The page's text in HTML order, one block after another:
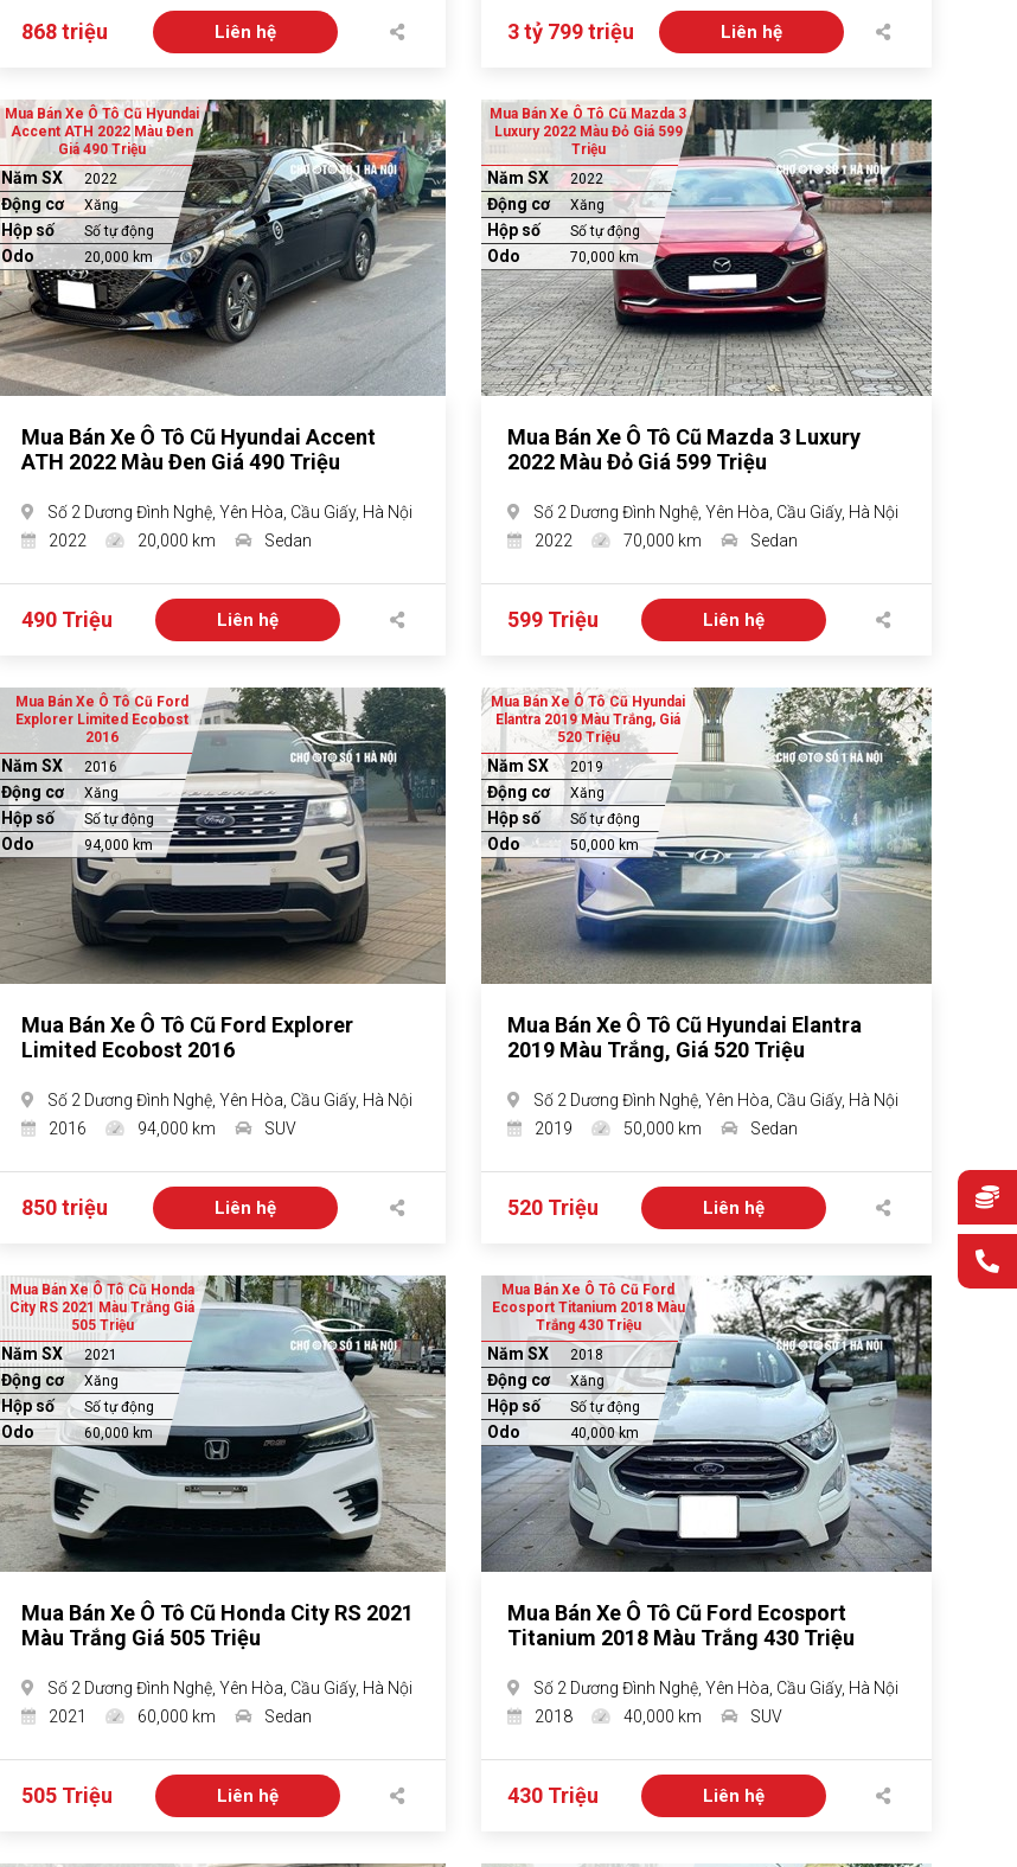
868 triệu Liên hệ 3 tỷ 799 triệu Liên hệ
Mua Bán Xe Ô Tô Cũ Hyundai
Accent ATH 2022 Màu Đen
Giá 490 Triệu
Năm SX 2022
Động cơ Xăng
Hộp số Số tự động
Odo 20,000 km
Mua Bán Xe Ô Tô Cũ Hyundai Accent
ATH 2022 Màu Đen Giá 490 Triệu
Số 2 Dương Đình Nghệ, Yên Hòa, Cầu Giấy, Hà Nội
2022
20,000 km Sedan
490 Triệu Liên hệ
Mua Bán Xe Ô Tô Cũ Mazda 3
Luxury 2022 Màu Đỏ Giá 599
Triệu
Năm SX 2022
Động cơ Xăng
Hộp số Số tự động
Odo 70,000 km
Mua Bán Xe Ô Tô Cũ Mazda 3 Luxury
2022 Màu Đỏ Giá 599 Triệu
Số 2 Dương Đình Nghệ, Yên Hòa, Cầu Giấy, Hà Nội
2022
70,000 km Sedan
599 Triệu Liên hệ
Mua Bán Xe Ô Tô Cũ Ford
Explorer Limited Ecobost
2016
Năm SX 2016
Động cơ Xăng
Hộp số Số tự động
Odo 94,000 km
Mua Bán Xe Ô Tô Cũ Ford Explorer
Limited Ecobost 2016
Số 2 Dương Đình Nghệ, Yên Hòa, Cầu Giấy, Hà Nội
2016
94,000 km SUV
850 triệu Liên hệ
Mua Bán Xe Ô Tô Cũ Hyundai
Elantra 2019 Màu Trắng, Giá
520 Triệu
Năm SX 2019
Động cơ Xăng
Hộp số Số tự động
Odo 50,000 km
Mua Bán Xe Ô Tô Cũ Hyundai Elantra
2019 Màu Trắng, Giá 520 Triệu
Số 2 Dương Đình Nghệ, Yên Hòa, Cầu Giấy, Hà Nội
2019
50,000 km Sedan
520 Triệu Liên hệ
Mua Bán Xe Ô Tô Cũ Honda
City RS 2021 Màu Trắng Giá
505 Triệu
Năm SX 2021
Động cơ Xăng
Hộp số Số tự động
Odo 60,000 km
Mua Bán Xe Ô Tô Cũ Honda City RS 2021
Màu Trắng Giá 505 Triệu
Số 2 Dương Đình Nghệ, Yên Hòa, Cầu Giấy, Hà Nội
2021
60,000 km Sedan
505 Triệu Liên hệ
Mua Bán Xe Ô Tô Cũ Ford
Ecosport Titanium 2018 Màu
Trắng 430 Triệu
Năm SX 2018
Động cơ Xăng
Hộp số Số tự động
Odo 40,000 km
Mua Bán Xe Ô Tô Cũ Ford Ecosport
Titanium 2018 Màu Trắng 430 Triệu
Số 2 Dương Đình Nghệ, Yên Hòa, Cầu Giấy, Hà Nội
2018
40,000 km SUV
430 Triệu Liên hệ